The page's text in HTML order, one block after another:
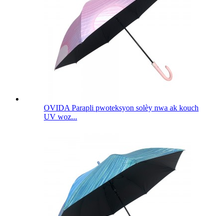
OVIDA Parapli pwoteksyon solèy nwa ak kouch
UV woz...